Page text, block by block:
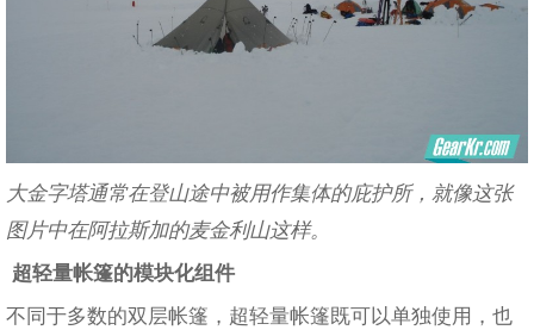
大金字塔通常在登山途中被用作集体的庇护所，就像这张
图片中在阿拉斯加的麦金利山这样。
超轻量帐篷的模块化组件
不同于多数的双层帐篷，超轻量帐篷既可以单独使用，也